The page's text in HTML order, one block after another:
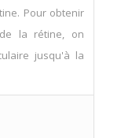
Pour obtenir
la rétine, on
jusqu'à la